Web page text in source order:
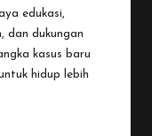
edukasi,
dan dukungan
kasus baru
hidup lebih